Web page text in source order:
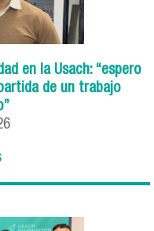
en la Usach: “espero
de un trabajo